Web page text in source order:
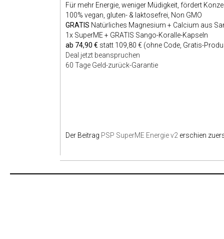
Für mehr Energie, weniger Müdigkeit, fördert
100% vegan, gluten- & laktosefrei, Non GMO
GRATIS Natürliches Magnesium + Calcium aus
1x SuperME + GRATIS Sango-Koralle-Kapseln
ab 74,90 € statt 109,80 € (ohne Code, Gratis-
Deal jetzt beanspruchen
60 Tage Geld-zurück-Garantie
Der Beitrag PSP SuperME Energie v2 erschien